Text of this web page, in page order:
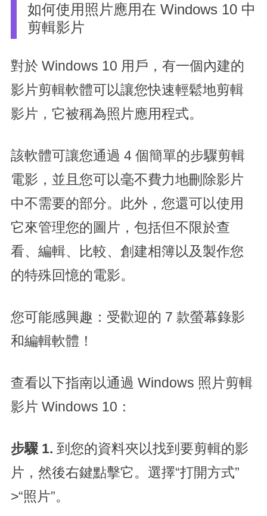
如何使用照片應用在 Windows 10 中
剪輯影片
對於 Windows 10 用戶，有一個內建的
影片剪輯軟體可以讓您快速輕鬆地剪輯
影片，它被稱為照片應用程式。
該軟體可讓您通過 4 個簡單的步驟剪輯
電影，並且您可以毫不費力地刪除影片
中不需要的部分。此外，您還可以使用
它來管理您的圖片，包括但不限於查
看、編輯、比較、創建相簿以及製作您
的特殊回憶的電影。
您可能感興趣：受歡迎的 7 款螢幕錄影
和編輯軟體！
查看以下指南以通過 Windows 照片剪輯
影片 Windows 10：
步驟 1. 到您的資料夾以找到要剪輯的影
片，然後右鍵點擊它。選擇“打開方式”
>“照片”。